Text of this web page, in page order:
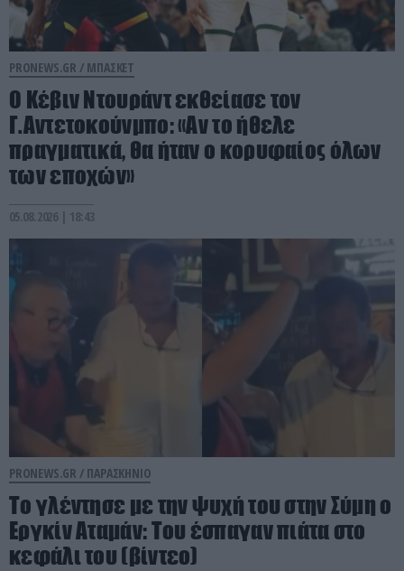
PRONEWS.GR / ΜΠΑΣΚΕΤ
Ο Κέβιν Ντουράντ εκθείασε τον
Γ.Αντετοκούνμπο: «Αν το ήθελε
πραγματικά, θα ήταν ο κορυφαίος όλων
των εποχών»
05.08.2026 | 18:43
PRONEWS.GR / ΠΑΡΑΣΚΗΝΙΟ
Το γλέντησε με την ψυχή του στην Σύμη ο
Εργκίν Αταμάν: Του έσπαγαν πιάτα στο
κεφάλι του (βίντεο)